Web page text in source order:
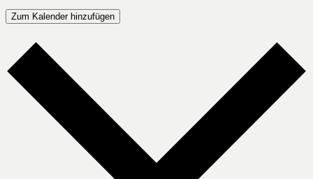
Zum Kalender hinzufügen